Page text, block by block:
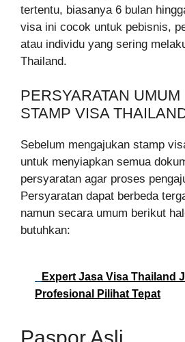
tertentu, biasanya 6 bulan
visa ini cocok untuk pebisnis,
atau individu yang sering
Thailand.
PERSYARATAN
STAMP VISA
Sebelum mengajukan stamp
untuk menyiapkan semua
persyaratan agar proses
Persyaratan dapat berbeda
namun secara umum berikut
butuhkan:
Expert Jasa Visa Thailand
Profesional Pilihat Tepat
Paspor Asli